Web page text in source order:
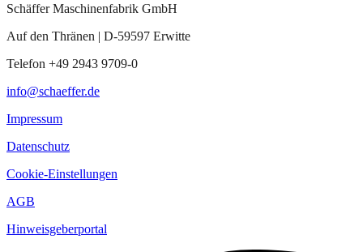
Schäffer Maschinenfabrik GmbH
Auf den Thränen | D-59597 Erwitte
Telefon +49 2943 9709-0
info@schaeffer.de
Impressum
Datenschutz
Cookie-Einstellungen
AGB
Hinweisgeberportal